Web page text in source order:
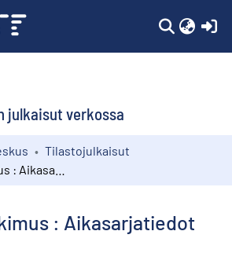
julkaisut verkossa
Tilastojulkaisut
: Aikasarjatiedot